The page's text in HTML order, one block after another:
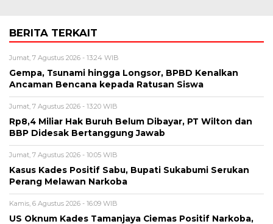
BERITA TERKAIT
Jumat, 7 Agustus 2026 - 13:24 WIB
Gempa, Tsunami hingga Longsor, BPBD Kenalkan
Ancaman Bencana kepada Ratusan Siswa
Jumat, 7 Agustus 2026 - 13:20 WIB
Rp8,4 Miliar Hak Buruh Belum Dibayar, PT Wilton dan
BBP Didesak Bertanggung Jawab
Jumat, 7 Agustus 2026 - 10:05 WIB
Kasus Kades Positif Sabu, Bupati Sukabumi Serukan
Perang Melawan Narkoba
Kamis, 6 Agustus 2026 - 16:09 WIB
US Oknum Kades Tamanjaya Ciemas Positif Narkoba,